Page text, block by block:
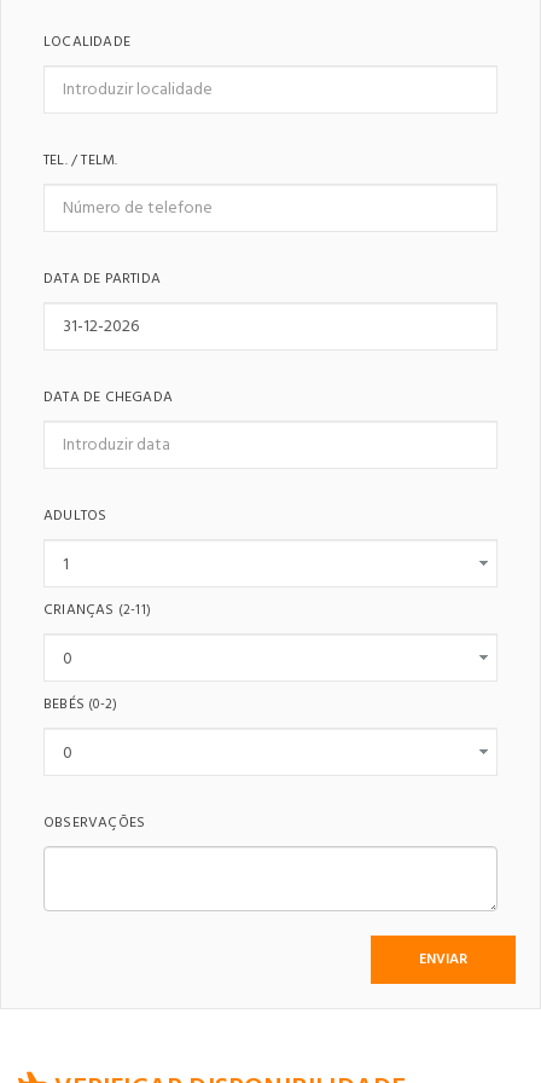
LOCALIDADE
TEL. / TELM.
DATA DE PARTIDA
DATA DE CHEGADA
ADULTOS
CRIANÇAS (2-11)
BEBÉS (0-2)
OBSERVAÇÕES